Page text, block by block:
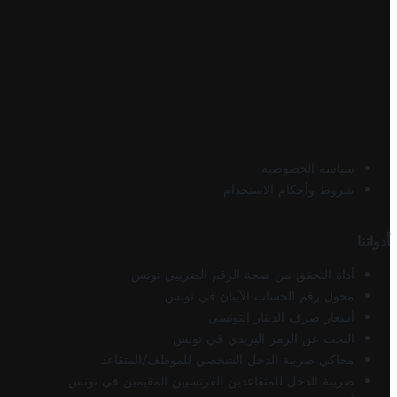
سياسة الخصوصية
شروط وأحكام الاستخدام
أدواتنا
أداة التحقق من صحة الرقم الضريبي تونس
محول رقم الحساب الآيبان في تونس
أسعار صرف الدينار التونسي
البحث عن الرمز البريدي في تونس
محاكي ضريبة الدخل الشخصي للموظف/المتقاعد
ضريبة الدخل للمتقاعدين الفرنسيين المقيمين في تونس